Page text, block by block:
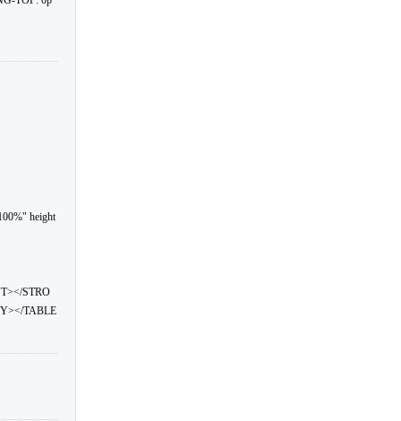
height
STRO
TABLE